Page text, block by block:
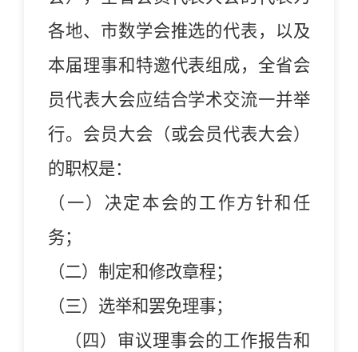
各地、市数学会推选的代表，以及
本届理事和特邀代表组成，全省会
员代表大会应结合学术交流一并举
行。会员大会（或会员代表大会）
的职权是：
（一）决定本会的工作方针和任
务；
（二） 制定和修改章程；
（三） 选举和罢免理事；
（四） 审议理事会的工作报告和